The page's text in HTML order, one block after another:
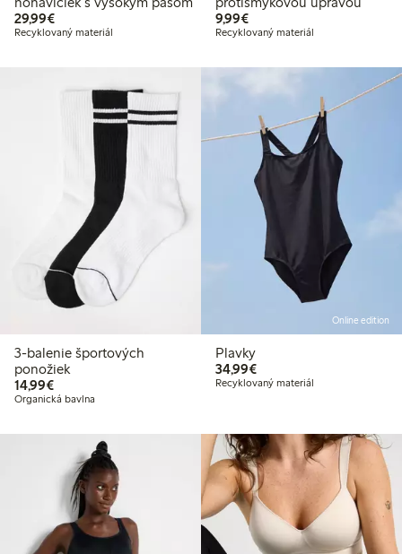
29,99€29,99 €
Recyklovaný materiál
9,99€9,99 €
Recyklovaný materiál
3-balenie športových
ponožiek
14,99€14,99 €
Organická bavlna
Online edition
Plavky
34,99€34,99 €
Recyklovaný materiál